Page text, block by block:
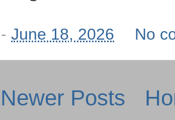
- June 18, 2026 No
Newer Posts